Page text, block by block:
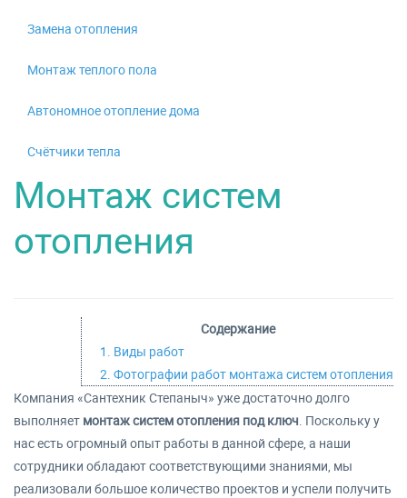
Замена отопления
Монтаж теплого пола
Автономное отопление дома
Счётчики тепла
Монтаж систем
отопления
Содержание
1. Виды работ
2. Фотографии работ монтажа систем отопления
Компания «Сантехник Степаныч» уже достаточно долго
выполняет монтаж систем отопления под ключ. Поскольку у
нас есть огромный опыт работы в данной сфере, а наши
сотрудники обладают соответствующими знаниями, мы
реализовали большое количество проектов и успели получить